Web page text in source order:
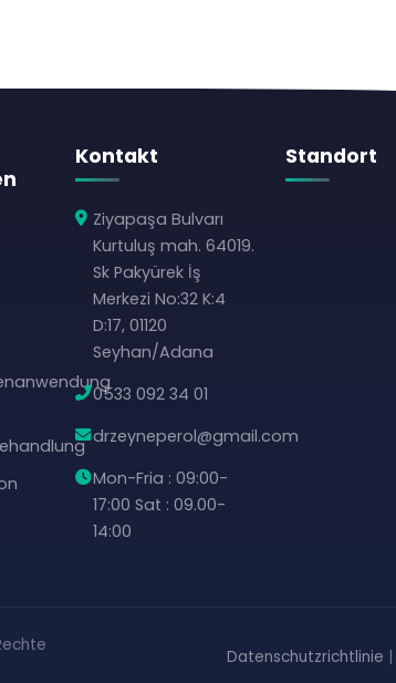
Kontakt
Ziyapaşa Bulvarı
Kurtuluş mah. 64019.
Sk Pakyürek İş
Merkezi No:32 K:4
D:17, 01120
Seyhan/Adana
0533 092 34 01
drzeyneperol@gmail.com
Mon-Fria : 09:00-
17:00 Sat : 09.00-
14:00
Standort
Datenschutzrichtlinie